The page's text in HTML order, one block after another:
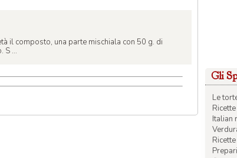
il composto, una parte mischiala con 50 g. di
S ...
Gli
Le
Italian